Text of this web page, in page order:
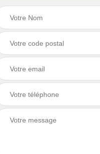
Pose de clôture et
grillage 81